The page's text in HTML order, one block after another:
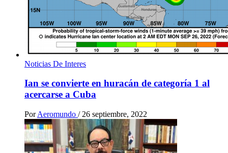
Noticias De Interes
Ian se convierte en huracán de categoría 1 al
acercarse a Cuba
Por Aeromundo / 26 septiembre, 2022